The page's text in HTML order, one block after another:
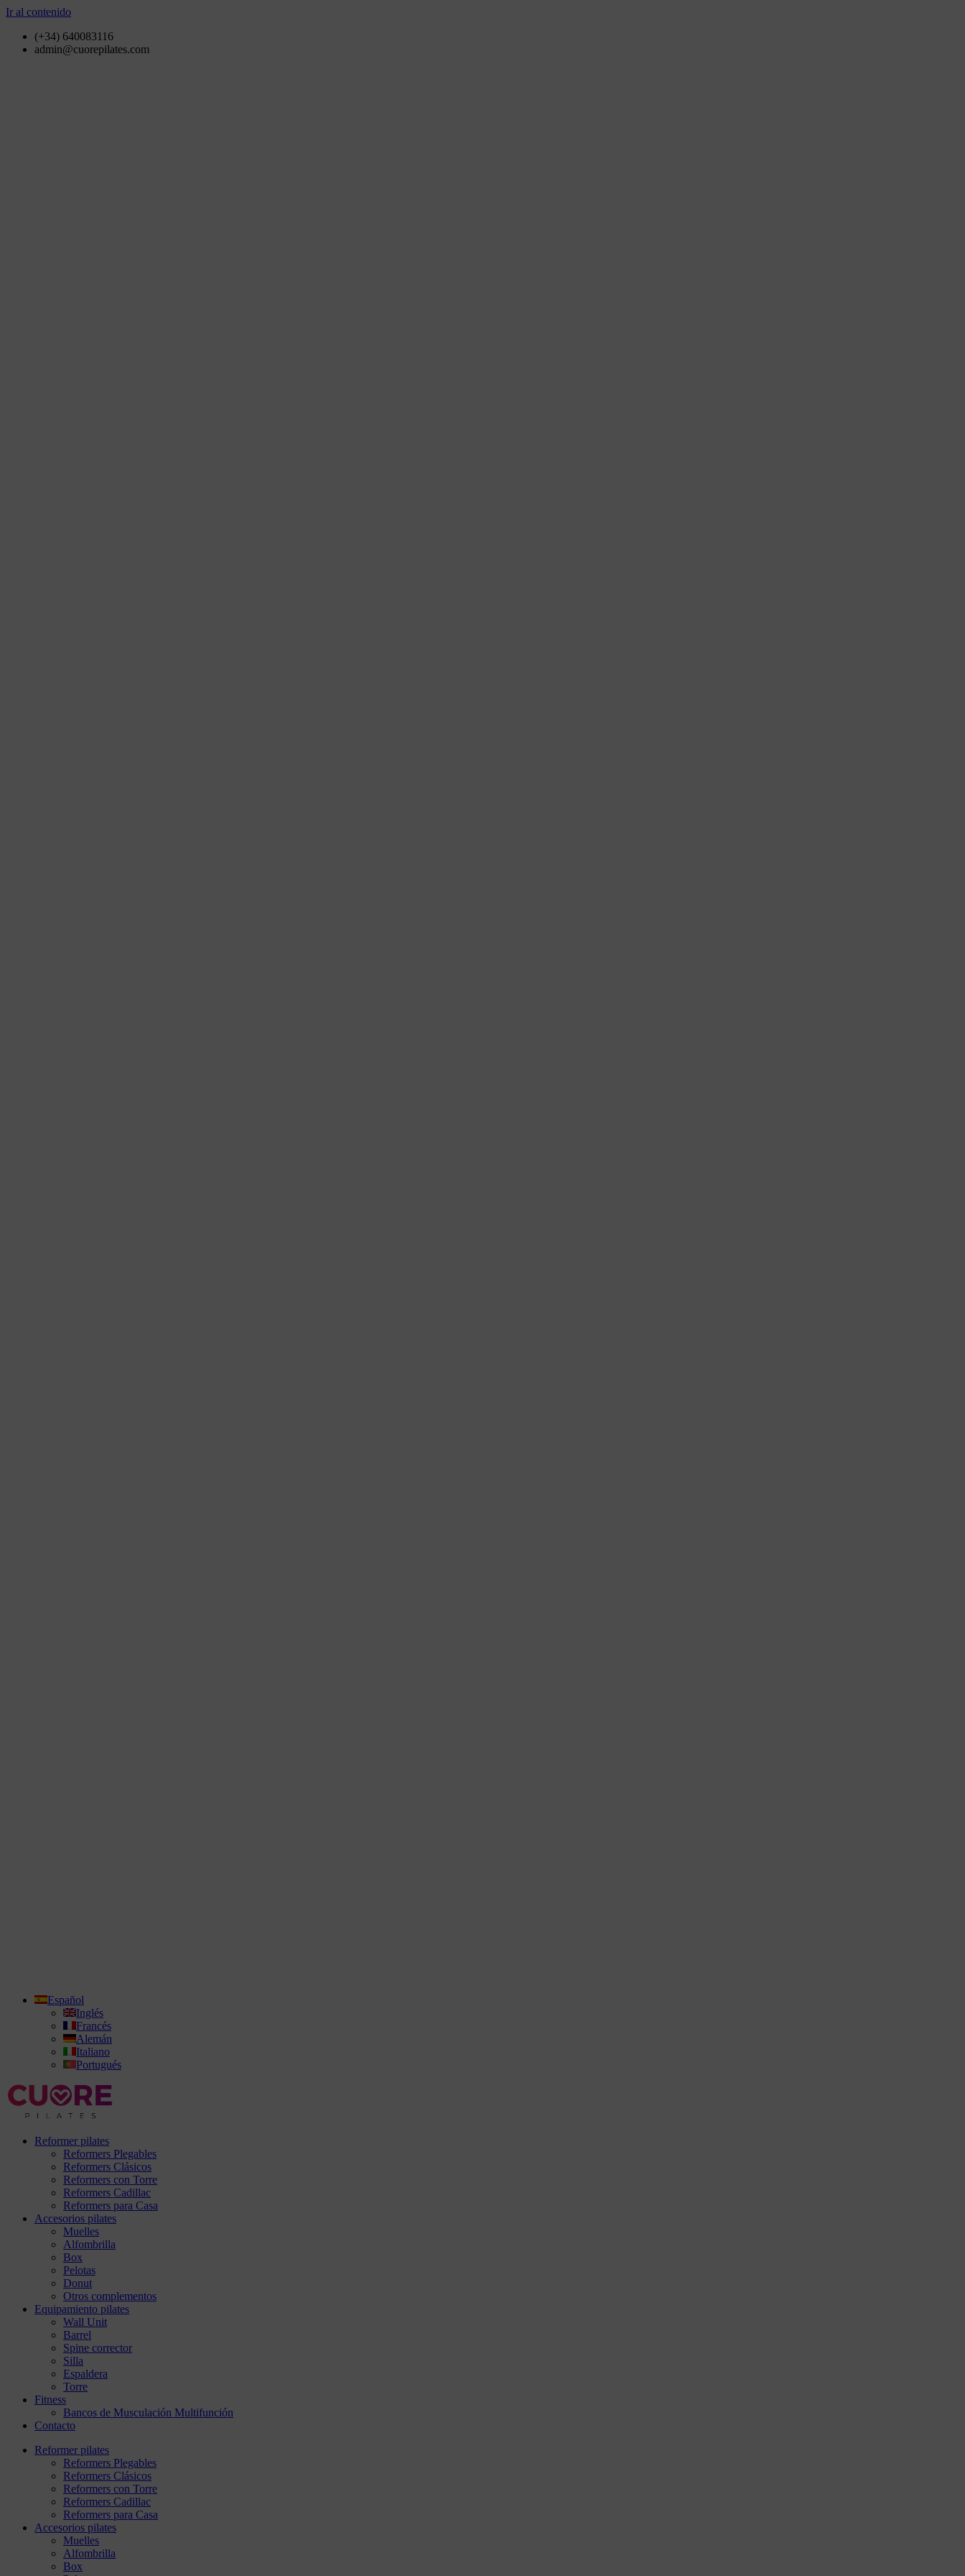
Ir al contenido
(+34) 640083116
admin@cuorepilates.com
Español
Inglés
Francés
Alemán
Italiano
Portugués
Reformer pilates
Reformers Plegables
Reformers Clásicos
Reformers con Torre
Reformers Cadillac
Reformers para Casa
Accesorios pilates
Muelles
Alfombrilla
Box
Pelotas
Donut
Otros complementos
Equipamiento pilates
Wall Unit
Barrel
Spine corrector
Silla
Espaldera
Torre
Fitness
Bancos de Musculación Multifunción
Contacto
Reformer pilates
Reformers Plegables
Reformers Clásicos
Reformers con Torre
Reformers Cadillac
Reformers para Casa
Accesorios pilates
Muelles
Alfombrilla
Box